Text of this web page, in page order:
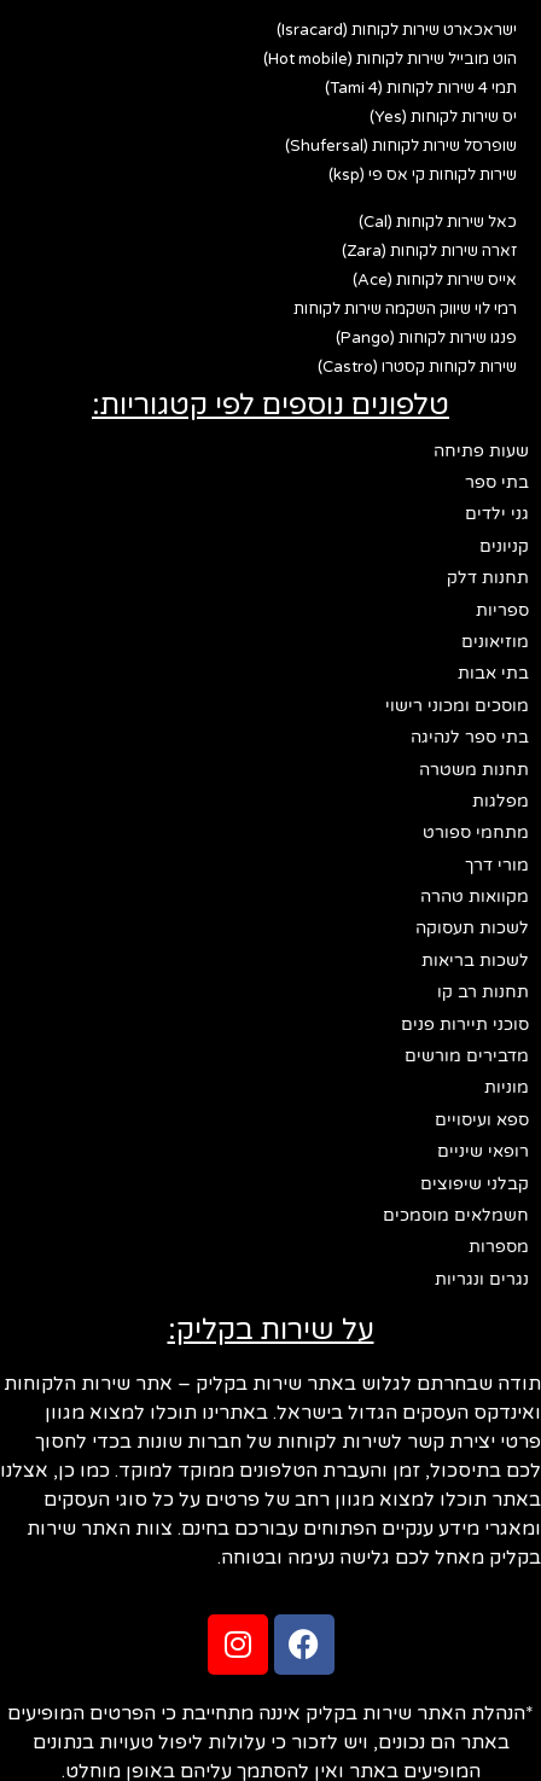
ישראכארט שירות לקוחות (Isracard)
הוט מובייל שירות לקוחות (Hot mobile)
תמי 4 שירות לקוחות (Tami 4)
יס שירות לקוחות (Yes)
שופרסל שירות לקוחות (Shufersal)
שירות לקוחות קי אס פי (ksp)
כאל שירות לקוחות (Cal)
זארה שירות לקוחות (Zara)
אייס שירות לקוחות (Ace)
רמי לוי שיווק השקמה שירות לקוחות
פנגו שירות לקוחות (Pango)
שירות לקוחות קסטרו (Castro)
טלפונים נוספים לפי קטגוריות:
שעות פתיחה
בתי ספר
גני ילדים
קניונים
תחנות דלק
ספריות
מוזיאונים
בתי אבות
מוסכים ומכוני רישוי
בתי ספר לנהיגה
תחנות משטרה
מפלגות
מתחמי ספורט
מורי דרך
מקוואות טהרה
לשכות תעסוקה
לשכות בריאות
תחנות רב קו
סוכני תיירות פנים
מדבירים מורשים
מוניות
ספא ועיסויים
רופאי שיניים
קבלני שיפוצים
חשמלאים מוסמכים
מספרות
נגרים ונגריות
על שירות בקליק:
שבחרתם לגלוש באתר שירות בקליק – אתר שירות הלקוחות
העסקים הגדול בישראל. באתרינו תוכלו למצוא מגוון
יצירת קשר לשירות לקוחות של חברות שונות בכדי לחסוך
בתיסכול, זמן והעברת הטלפונים ממוקד למוקד. כמו כן, אצלנו
תוכלו למצוא מגוון רחב של פרטים על כל סוגי העסקים
מידע ענקיים הפתוחים עבורכם בחינם. צוות האתר שירות
מאחל לכם גלישה נעימה ובטוחה.
האתר שירות בקליק איננה מתחייבת כי הפרטים המופיעים
באתר הם נכונים, ויש לזכור כי עלולות ליפול טעויות בנתונים
המופיעים באתר ואין להסתמך עליהם באופן מוחלט.